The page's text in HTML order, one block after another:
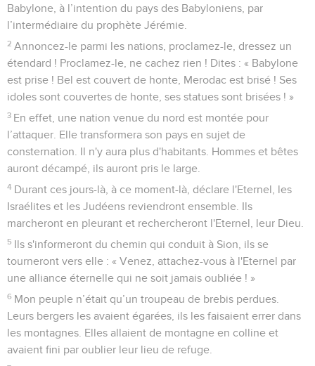
Babylone, à l’intention du pays des Babyloniens, par
l’intermédiaire du prophète Jérémie.
2 Annoncez-le parmi les nations, proclamez-le, dressez un
étendard ! Proclamez-le, ne cachez rien ! Dites : « Babylone
est prise ! Bel est couvert de honte, Merodac est brisé ! Ses
idoles sont couvertes de honte, ses statues sont brisées ! »
3 En effet, une nation venue du nord est montée pour
l’attaquer. Elle transformera son pays en sujet de
consternation. Il n'y aura plus d'habitants. Hommes et bêtes
auront décampé, ils auront pris le large.
4 Durant ces jours-là, à ce moment-là, déclare l'Eternel, les
Israélites et les Judéens reviendront ensemble. Ils
marcheront en pleurant et rechercheront l'Eternel, leur Dieu.
5 Ils s'informeront du chemin qui conduit à Sion, ils se
tourneront vers elle : « Venez, attachez-vous à l'Eternel par
une alliance éternelle qui ne soit jamais oubliée ! »
6 Mon peuple n’était qu’un troupeau de brebis perdues.
Leurs bergers les avaient égarées, ils les faisaient errer dans
les montagnes. Elles allaient de montagne en colline et
avaient fini par oublier leur lieu de refuge.